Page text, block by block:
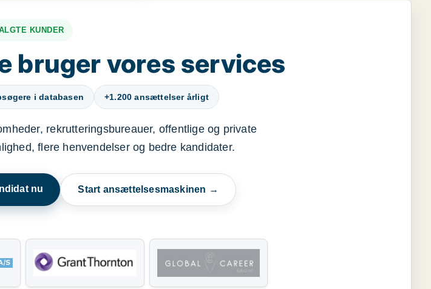
KUNDER
bruger vores services
i databasen +1.200 ansættelser årligt
rekrutteringsbureauer, offentlige og private
flere henvendelser og bedre kandidater.
nu Start ansættelsesmaskinen →